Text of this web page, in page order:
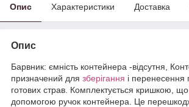
Опис Характеристики Доставка
Опис
Барвник: ємність контейнера -відсутня,
призначений для зберігання і перенесення
готових страв. Комплектується кришкою, що
допомогою ручок контейнера. Це